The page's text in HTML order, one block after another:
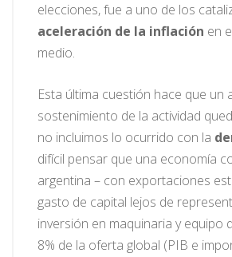
elecciones, fue a uno de los
aceleración de la inflación en
medio.
Esta última cuestión hace que un
sostenimiento de la actividad
no incluimos lo ocurrido con la
difícil pensar que una economía
argentina – con exportaciones
gasto de capital lejos de
inversión en maquinaria y equipo
8% de la oferta global (PIB e